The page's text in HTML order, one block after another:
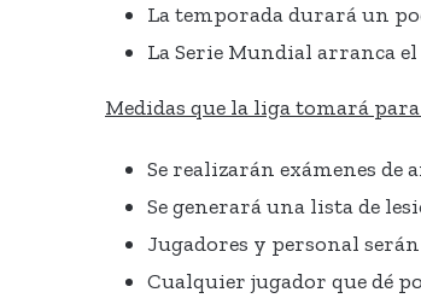
La temporada durará un
La Serie Mundial arranca el
Medidas que la liga tomará
Se realizarán exámenes de
Se generará una lista de
Jugadores y personal
Cualquier jugador que dé